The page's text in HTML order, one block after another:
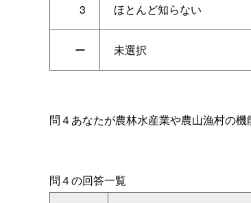
3 ほとんど知らない
ー 未選択
問４あなたが農林水産業や農山漁村の
問４の回答一覧